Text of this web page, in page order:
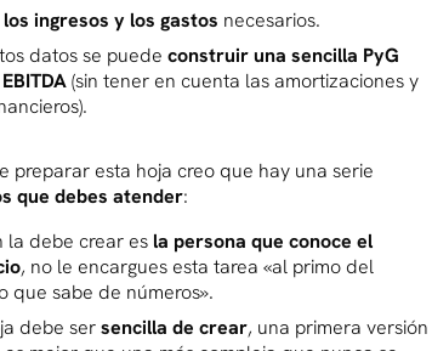
los ingresos y los gastos necesarios.
datos se puede construir una sencilla PyG
(sin tener en cuenta las amortizaciones y
preparar esta hoja creo que hay una serie
que debes atender:
la debe crear es la persona que conoce el
, no le encargues esta tarea «al primo del
que sabe de números».
debe sersencilla de crear, una primera versión